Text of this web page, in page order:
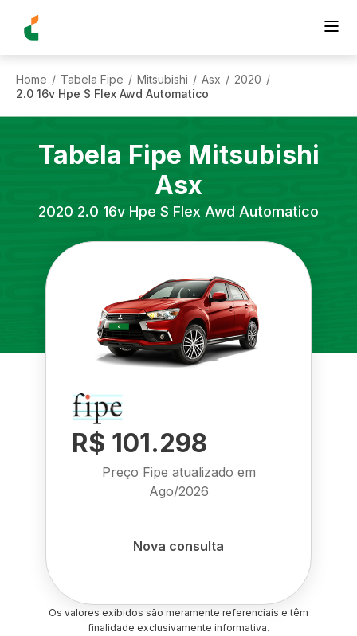
Home / Tabela Fipe / Mitsubishi / Asx / 2020 /
2.0 16v Hpe S Flex Awd Automatico
Tabela Fipe Mitsubishi
Asx
2020 2.0 16v Hpe S Flex Awd Automatico
R$ 101.298
Preço Fipe atualizado em
Ago/2026
Nova consulta
Os valores exibidos são meramente referenciais e têm
finalidade exclusivamente informativa.